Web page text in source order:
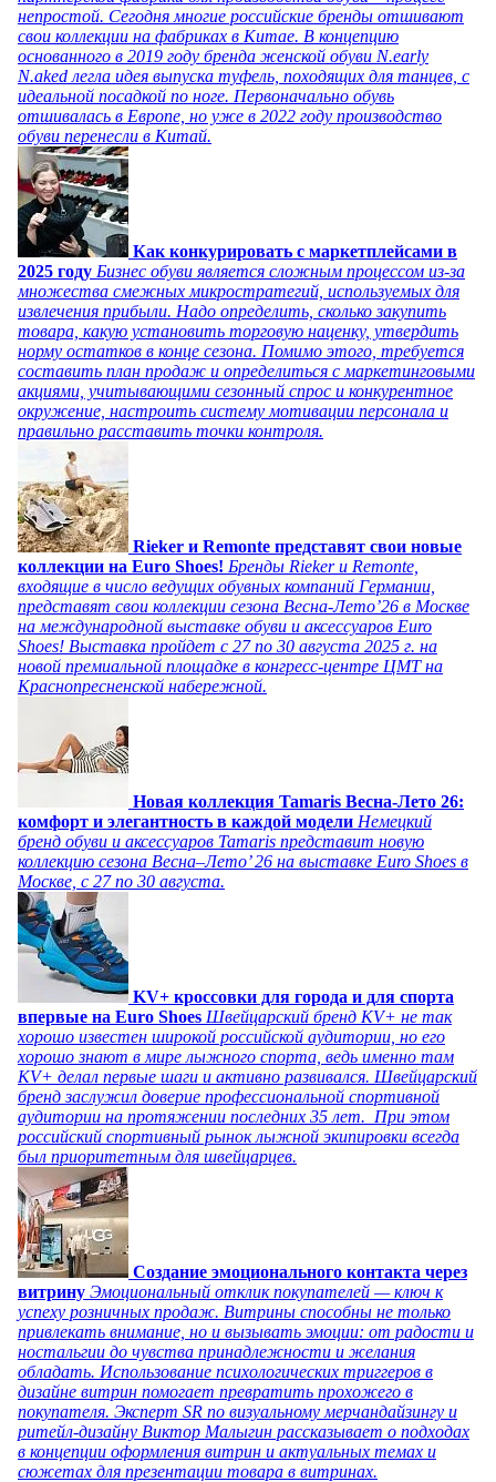
непростой. Сегодня многие российские бренды отшивают
свои коллекции на фабриках в Китае. В концепцию
основанного в 2019 году бренда женской обуви N.early
N.aked легла идея выпуска туфель, походящих для танцев, с
идеальной посадкой по ноге. Первоначально обувь
отшивалась в Европе, но уже в 2022 году производство
обуви перенесли в Китай.
Как конкурировать с маркетплейсами в
2025 году Бизнес обуви является сложным процессом из-за
множества смежных микростратегий, используемых для
извлечения прибыли. Надо определить, сколько закупить
товара, какую установить торговую наценку, утвердить
норму остатков в конце сезона. Помимо этого, требуется
составить план продаж и определиться с маркетинговыми
акциями, учитывающими сезонный спрос и конкурентное
окружение, настроить систему мотивации персонала и
правильно расставить точки контроля.
Rieker и Remonte представят свои новые
коллекции на Euro Shoes! Бренды Rieker и Remonte,
входящие в число ведущих обувных компаний Германии,
представят свои коллекции сезона Весна-Лето’26 в Москве
на международной выставке обуви и аксессуаров Euro
Shoes! Выставка пройдет c 27 по 30 августа 2025 г. на
новой премиальной площадке в конгресс-центре ЦМТ на
Краснопресненской набережной.
Новая коллекция Tamaris Весна-Лето 26:
комфорт и элегантность в каждой модели Немецкий
бренд обуви и аксессуаров Tamaris представит новую
коллекцию сезона Весна–Лето’ 26 на выставке Euro Shoes в
Москве, с 27 по 30 августа.
KV+ кроссовки для города и для спорта
впервые на Euro Shoes Швейцарский бренд KV+ не так
хорошо известен широкой российской аудитории, но его
хорошо знают в мире лыжного спорта, ведь именно там
KV+ делал первые шаги и активно развивался. Швейцарский
бренд заслужил доверие профессиональной спортивной
аудитории на протяжении последних 35 лет. При этом
российский спортивный рынок лыжной экипировки всегда
был приоритетным для швейцарцев.
Создание эмоционального контакта через
витрину Эмоциональный отклик покупателей — ключ к
успеху розничных продаж. Витрины способны не только
привлекать внимание, но и вызывать эмоции: от радости и
ностальгии до чувства принадлежности и желания
обладать. Использование психологических триггеров в
дизайне витрин помогает превратить прохожего в
покупателя. Эксперт SR по визуальному мерчандайзингу и
ритейл-дизайну Виктор Малыгин рассказывает о подходах
в концепции оформления витрин и актуальных темах и
сюжетах для презентации товара в витринах.